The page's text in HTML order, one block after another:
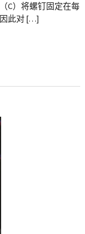
C）将螺钉固定在每
此对 […]